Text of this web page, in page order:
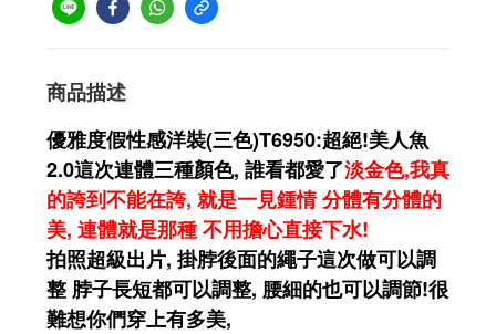
商品描述
優雅度假性感洋裝(三色)T6950:超絕!美人魚
2.0這次連體三種顏色, 誰看都愛了淡金色,我真
的誇到不能在誇, 就是一見鍾情 分體有分體的
美, 連體就是那種 不用擔心直接下水!
拍照超級出片, 掛脖後面的繩子這次做可以調
整 脖子長短都可以調整, 腰細的也可以調節!很
難想你們穿上有多美,